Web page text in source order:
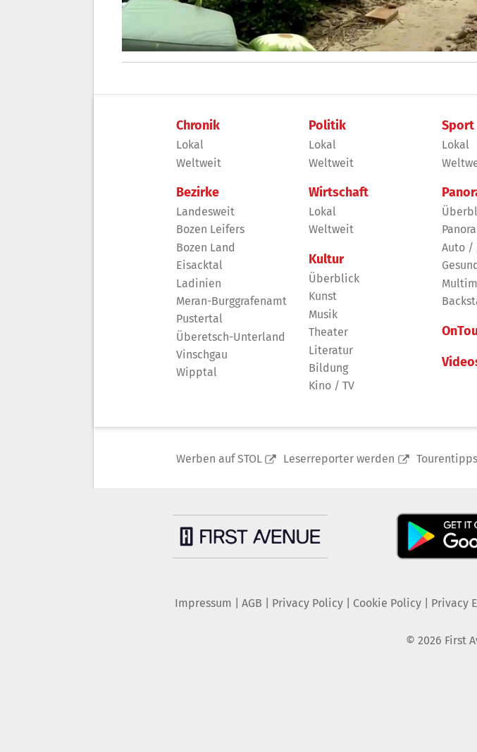
Chronik
Lokal
Weltweit
Bezirke
Landesweit
Bozen Leifers
Bozen Land
Eisacktal
Ladinien
Meran-Burggrafenamt
Pustertal
Überetsch-Unterland
Vinschgau
Wipptal
Politik
Lokal
Weltweit
Wirtschaft
Lokal
Weltweit
Kultur
Überblick
Kunst
Musik
Theater
Literatur
Bildung
Kino / TV
Sport
Lokal
Auto /
Werben auf STOL Leserreporter werden Tourentipps
Impressum AGB Privacy Policy| Cookie Policy| Privacy
© 2026 First